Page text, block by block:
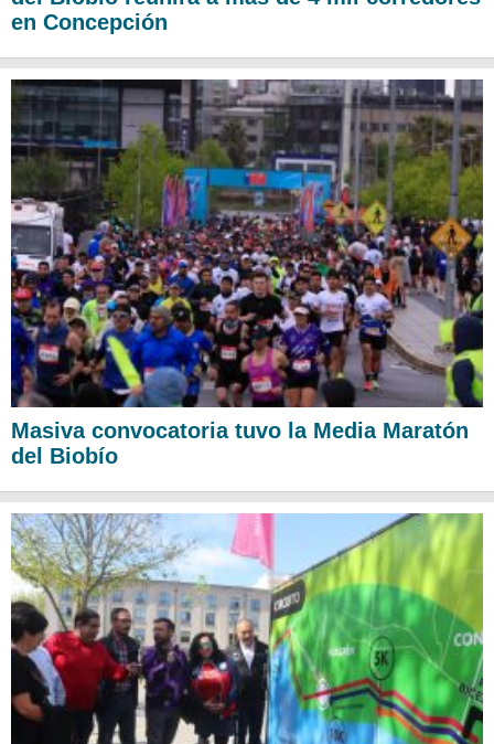
en Concepción
Masiva convocatoria tuvo la Media Maratón
del Biobío